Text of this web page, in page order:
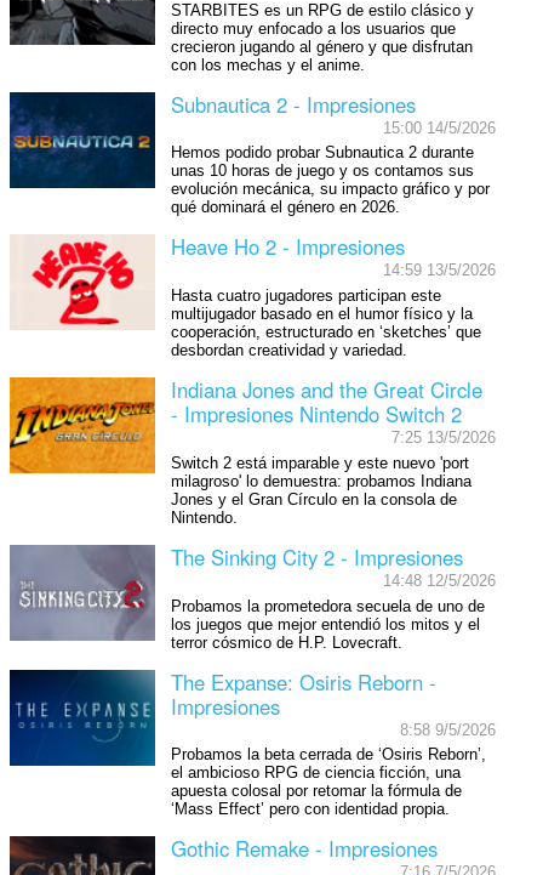
STARBITES es un RPG de estilo clásico y
directo muy enfocado a los usuarios que
crecieron jugando al género y que disfrutan
con los mechas y el anime.
Subnautica 2 - Impresiones
15:00 14/5/2026
Hemos podido probar Subnautica 2 durante
unas 10 horas de juego y os contamos sus
evolución mecánica, su impacto gráfico y por
qué dominará el género en 2026.
Heave Ho 2 - Impresiones
14:59 13/5/2026
Hasta cuatro jugadores participan este
multijugador basado en el humor físico y la
cooperación, estructurado en ‘sketches’ que
desbordan creatividad y variedad.
Indiana Jones and the Great Circle
- Impresiones Nintendo Switch 2
7:25 13/5/2026
Switch 2 está imparable y este nuevo 'port
milagroso' lo demuestra: probamos Indiana
Jones y el Gran Círculo en la consola de
Nintendo.
The Sinking City 2 - Impresiones
14:48 12/5/2026
Probamos la prometedora secuela de uno de
los juegos que mejor entendió los mitos y el
terror cósmico de H.P. Lovecraft.
The Expanse: Osiris Reborn -
Impresiones
8:58 9/5/2026
Probamos la beta cerrada de ‘Osiris Reborn’,
el ambicioso RPG de ciencia ficción, una
apuesta colosal por retomar la fórmula de
‘Mass Effect’ pero con identidad propia.
Gothic Remake - Impresiones